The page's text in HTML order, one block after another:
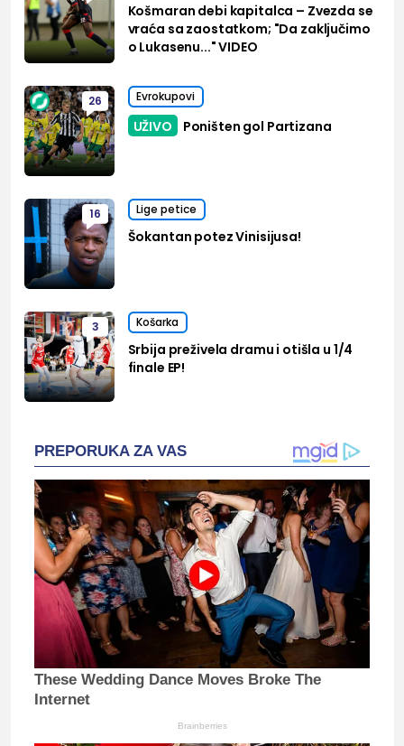
Košmaran debi kapitalca – Zvezda se
vraća sa zaostatkom; "Da zaključimo
o Lukasenu..." VIDEO
26 Evrokupovi
UŽIVO Poništen gol Partizana
16 Lige petice
Šokantan potez Vinisijusa!
3 Košarka
Srbija preživela dramu i otišla u 1/4
finale EP!
PREPORUKA ZA VAS
These Wedding Dance Moves Broke The
Internet
Brainberries